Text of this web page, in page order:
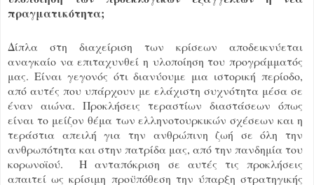
πραγματικότητα;
Δίπλα στη διαχείριση των κρίσεων αποδεικνύεται
αναγκαίο να επιταχυνθεί η υλοποίηση του προγράμματός
μας. Είναι γεγονός ότι διανύουμε μια ιστορική περίοδο,
από αυτές που υπάρχουν με ελάχιστη συχνότητα μέσα σε
έναν αιώνα. Προκλήσεις τεραστίων διαστάσεων όπως
είναι το μείζον θέμα των ελληνοτουρκικών σχέσεων και η
τεράστια απειλή για την ανθρώπινη ζωή σε όλη την
ανθρωπότητα και στην πατρίδα μας, από την πανδημία του
κορωνοϊού. Η ανταπόκριση σε αυτές τις προκλήσεις
απαιτεί ως κρίσιμη προϋπόθεση την ύπαρξη στρατηγικής